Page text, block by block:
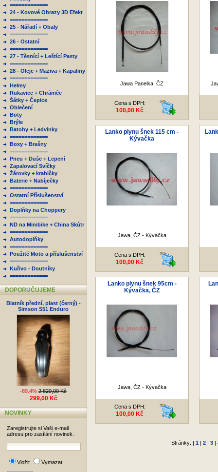
=============
24 - Kovové Obrazy 3D Efekt
=============
25 - Nářadí + Obaly
=============
26 - Ostatní
=============
27 - Těsnící + Leštící Pasty
=============
28 - Oleje + Maziva + Kapaliny
=============
Helmy
Rukavice + Chrániče
Šátky + Čepice
Oblečení
Boty
Brýle
Batohy + Ledvinky
=============
Boxy + Brašny
=============
Pneu + Duše + Lepení
Zapalovací Svíčky
Žárovky + krabičky
Baterie + Nabíječky
=============
Ostatní Příslušenství
=============
Doplňky na Choppery
=============
ND na Minibike + China Skútr
=============
Autodoplňky
=============
Použité Moto a příslušenství
=============
Kuřivo - Doutníky
=============
DOPORUČUJEME
Blatník přední, plast (černý) -
Simson S51 Enduro
-89.4% 2 820,00 Kč
299,00 Kč
NOVINKY
Zaregistrujte si Vaši e-mail
adresu pro zasílání novinek.
Vložit Vymazat
Jawa Panelka, ČZ
Cena s DPH:
100,00 Kč
Lanko plynu šnek 115 cm -
Kývačka
Jawa, ČZ - Kývačka
Cena s DPH:
100,00 Kč
Lanko plynu šnek 95cm -
Kývačka, ČZ
Jawa, ČZ - Kývačka
Cena s DPH:
100,00 Kč
Stránky: | 1 | 2 | 3 |